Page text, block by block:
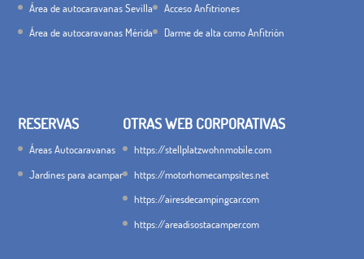
Área de autocaravanas Sevilla
Área de autocaravanas Mérida
Acceso Anfitriones
Darme de alta como Anfitrión
RESERVAS
Áreas Autocaravanas
Jardines para acampar
OTRAS WEB CORPORATIVAS
https://stellplatzwohnmobile.com
https://motorhomecampsites.net
https://airesdecampingcar.com
https://areadisostacamper.com